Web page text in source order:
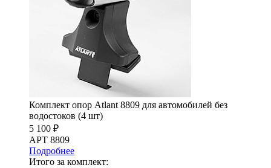
Комплект опор Atlant 8809 для автомобилей без
водостоков (4 шт)
5 100 ₽
АРТ 8809
Подробнее
Итого за комплект: